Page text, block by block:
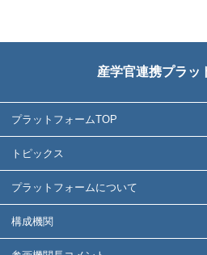
産学官連携プラッ
プラットフォームTOP
トピックス
プラットフォームについて
構成機関